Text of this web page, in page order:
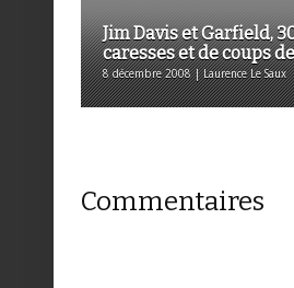
Jim Davis et Garfield,
caresses et de coups
8 décembre 2008 | Laurence Le Saux
Commentaires